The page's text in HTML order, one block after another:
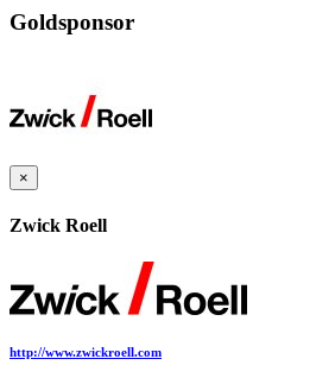
Goldsponsor
×
Zwick Roell
http://www.zwickroell.com